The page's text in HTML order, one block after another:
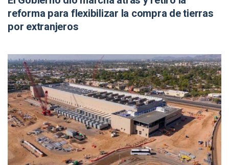
reforma para flexibilizar la compra de tierras
por extranjeros